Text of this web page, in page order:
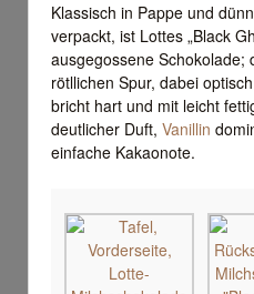
Klassisch in Pappe und
verpackt, ist Lottes „Black
ausgegossene Schokolade;
rötllichen Spur, dabei
bricht hart und mit leicht
deutlicher Duft, Vanillin
einfache Kakaonote.